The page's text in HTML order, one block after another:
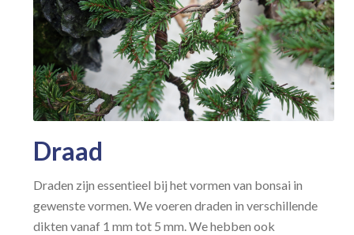
Draad
Draden zijn essentieel bij het vormen van bonsai in
gewenste vormen. We voeren draden in verschillende
dikten vanaf 1 mm tot 5 mm. We hebben ook